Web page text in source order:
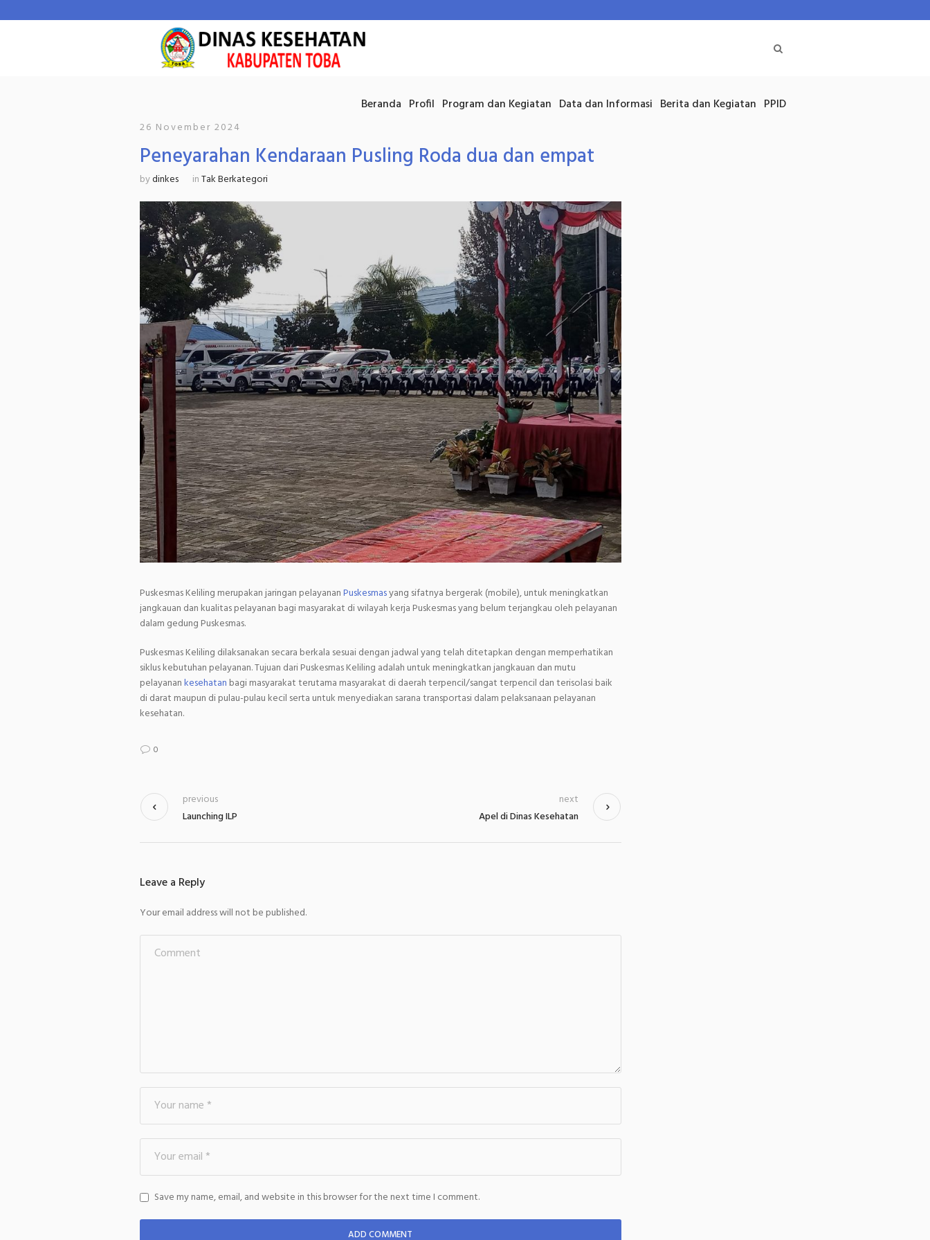
Beranda Profil Program dan Kegiatan Data dan Informasi Berita dan Kegiatan PPID
26 November 2024
Peneyarahan Kendaraan Pusling Roda dua dan empat
bydinkes inTak Berkategori
Puskesmas Keliling merupakan jaringan pelayananPuskesmasyang sifatnya bergerak (mobile), untuk meningkatkan
jangkauan dan kualitas pelayanan bagi masyarakat di wilayah kerja Puskesmas yang belum terjangkau oleh pelayanan
dalam gedung Puskesmas.
Puskesmas Keliling dilaksanakan secara berkala sesuai dengan jadwal yang telah ditetapkan dengan memperhatikan
siklus kebutuhan pelayanan. Tujuan dari Puskesmas Keliling adalah untuk meningkatkan jangkauan dan mutu
pelayanankesehatan bagi masyarakat terutama masyarakat di daerah terpencil/sangat terpencil dan terisolasi baik
di darat maupun di pulau-pulau kecil serta untuk menyediakan sarana transportasi dalam pelaksanaan pelayanan
kesehatan.
0
Launching ILP
previous
Apel di Dinas Kesehatan
next
Leave a Reply
Your email address will not be published.
Save my name, email, and website in this browser for the next time I comment.